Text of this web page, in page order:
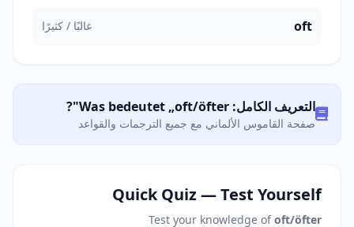
oft غالبًا / كثيرًا
التعريف الكامل: Was bedeutet „oft/öfter"?
صفحة القاموس الألماني مع جميع الترجمات والقواعد
Quick Quiz — Test Yourself
Test your knowledge ofoft/öfter